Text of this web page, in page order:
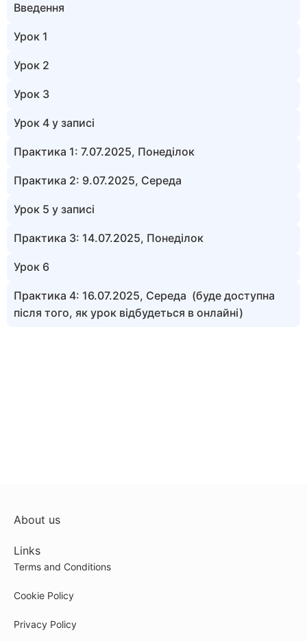
Введення
Урок 1
Урок 2
Урок 3
Урок 4 у записi
Практика 1: 7.07.2025, Понеділок
Практика 2: 9.07.2025, Середа
Урок 5 у записi
Практика 3: 14.07.2025, Понеділок
Урок 6
Практика 4: 16.07.2025, Середа (буде доступна
після того, як урок відбудеться в онлайні)
About us
Links
Terms and Conditions
Cookie Policy
Privacy Policy